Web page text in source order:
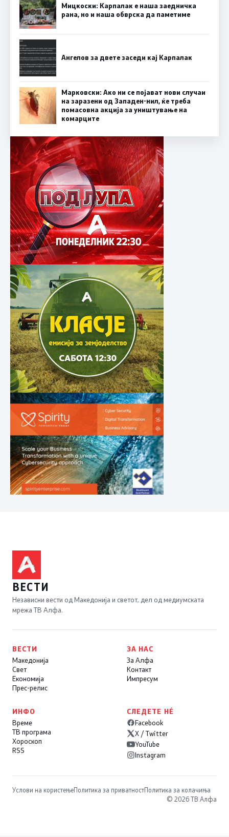
Мицкоски: Карпалак е наша заедничка
рана, но и наша обврска да паметиме
Ангелов за двете заседи кај Карпалак
Марковски: Ако ни се појават нови случаи
на заразени од Западен-нил, ќе треба
помасовна акција за уништување на
комарците
ВЕСТИ
Независни вести од Македонија и светот, дел од медиумската
мрежа ТВ Алфа.
ВЕСТИ
Македонија
Свет
Економија
Прес-релис
ЗА НАС
За Алфа
Контакт
Импресум
ИНФО
Време
ТВ програма
Хороскоп
RSS
СЛЕДЕТЕ НÉ
Facebook
X / Twitter
YouTube
Instagram
Услови на користењеПолитика за приватностПолитика за колачиња
© 2026 ТВ Алфа